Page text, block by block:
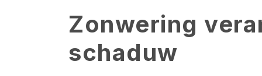
Zonwering
schaduw